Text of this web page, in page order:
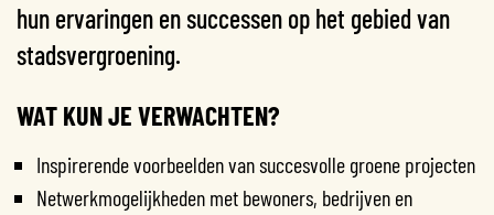
hun ervaringen en successen op het gebied van
stadsvergroening.
WAT KUN JE VERWACHTEN?
Inspirerende voorbeelden van succesvolle groene projecten
Netwerkmogelijkheden met bewoners, bedrijven en